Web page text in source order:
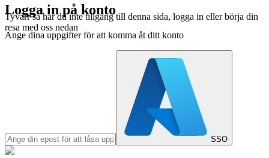
Tyvärr så har du inte tillgång till denna sida, logga in eller börja din
resa med oss nedan
Logga in på konto
Ange dina uppgifter för att komma åt ditt konto
SSO